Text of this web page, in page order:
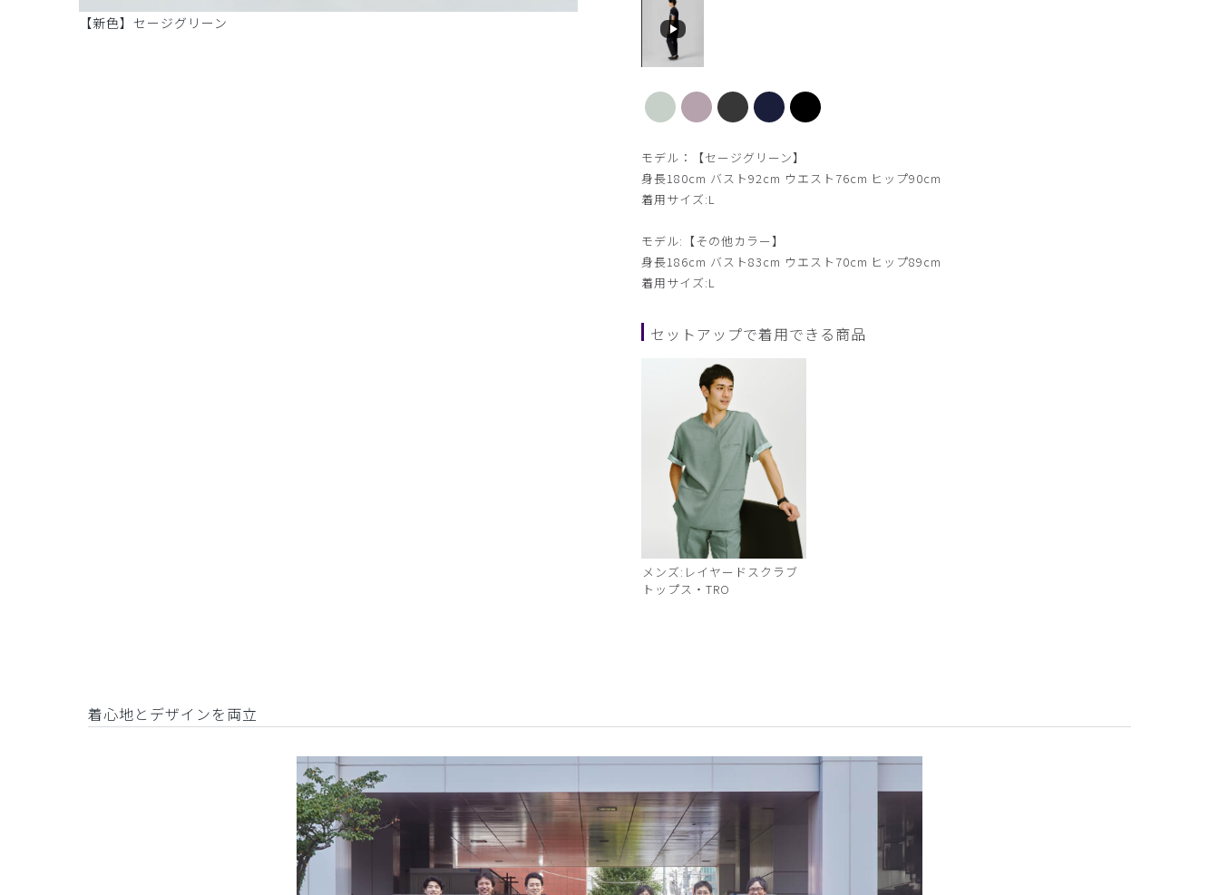
【新色】セージグリーン 【新色】パープルグレー
モデル：【セージグリーン】
身長180cm バスト92cm ウエスト76cm ヒップ90cm
着用サイズ:L
モデル:【その他カラー】
身長186cm バスト83cm ウエスト70cm ヒップ89cm
着用サイズ:L
セットアップで着用できる商品
メンズ:レイヤードスクラブ
トップス・TRO
着心地とデザインを両立